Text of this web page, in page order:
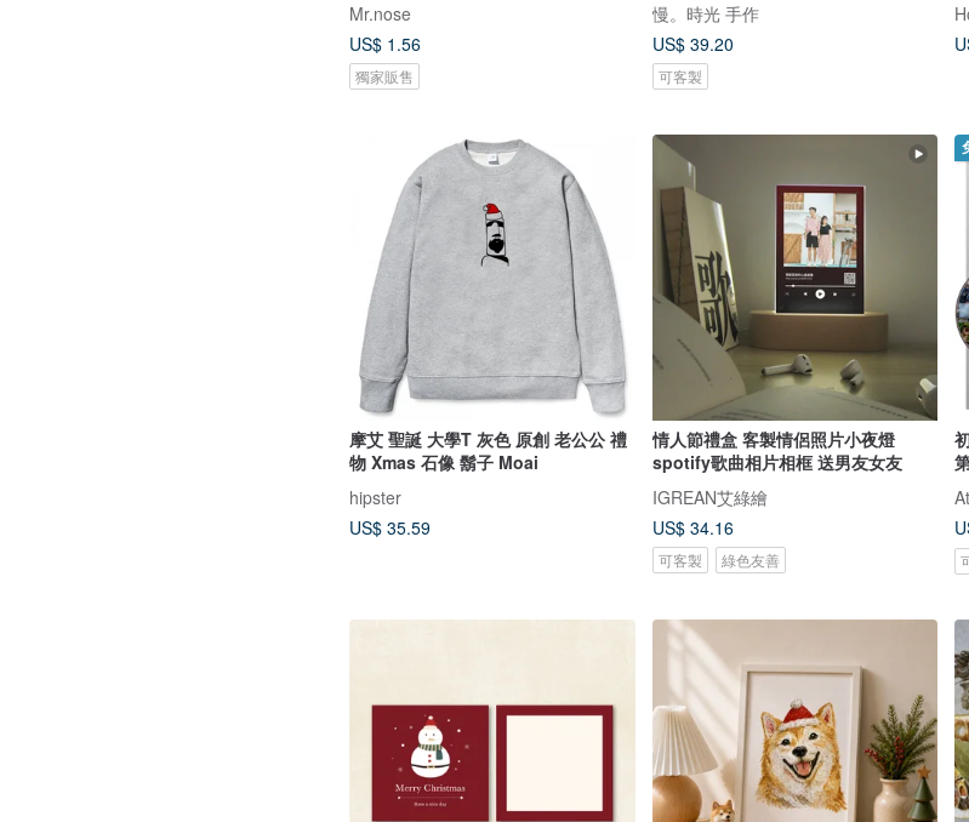
Mr.nose
US$ 1.56
獨家販售
慢。時光 手作
US$ 39.20
可客製
摩艾 聖誕 大學T 灰色 原創 老公公 禮
物 Xmas 石像 鬍子 Moai
hipster
US$ 35.59
情人節禮盒 客製情侶照片小夜燈
spotify歌曲相片相框 送男友女友
IGREAN艾綠繪
US$ 34.16
可客製 綠色友善